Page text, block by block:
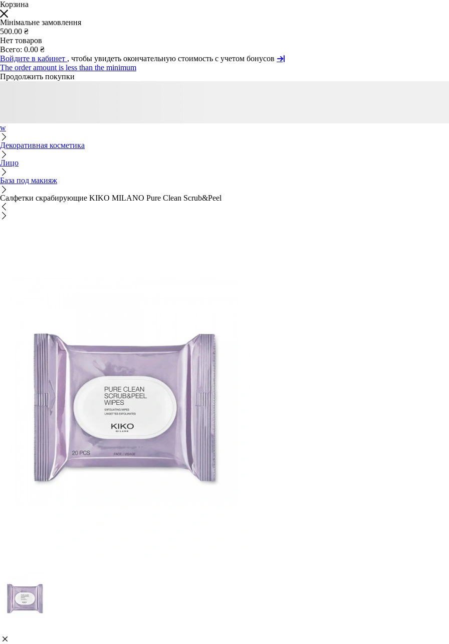
Корзина
Мінімальне замовлення
500.00 ₴
Нет товаров
Всего: 0.00 ₴
Войдите в кабинет , чтобы увидеть окончательную стоимость с учетом бонусов
The order amount is less than the minimum
Продолжить покупки
w
Декоративная косметика
Лицо
База под макияж
Салфетки скрабирующие KIKO MILANO Pure Clean Scrub&Peel